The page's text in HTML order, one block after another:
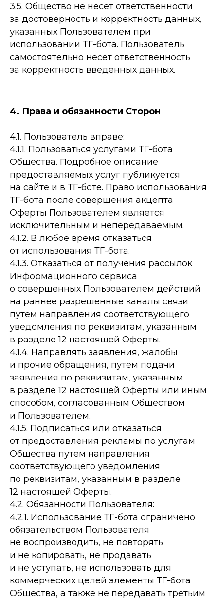
3.5. Общество не несет ответственности
за достоверность и корректность данных,
указанных Пользователем при
использовании ТГ-бота. Пользователь
самостоятельно несет ответственность
за корректность введенных данных.
4. Права и обязанности Сторон
4.1. Пользователь вправе:
4.1.1. Пользоваться услугами ТГ-бота
Общества. Подробное описание
предоставляемых услуг публикуется
на сайте и в ТГ-боте. Право использования
ТГ-бота после совершения акцепта
Оферты Пользователем является
исключительным и непередаваемым.
4.1.2. В любое время отказаться
от использования ТГ-бота.
4.1.3. Отказаться от получения рассылок
Информационного сервиса
о совершенных Пользователем действий
на раннее разрешенные каналы связи
путем направления соответствующего
уведомления по реквизитам, указанным
в разделе 12 настоящей Оферты.
4.1.4. Направлять заявления, жалобы
и прочие обращения, путем подачи
заявления по реквизитам, указанным
в разделе 12 настоящей Оферты или иным
способом, согласованным Обществом
и Пользователем.
4.1.5. Подписаться или отказаться
от предоставления рекламы по услугам
Общества путем направления
соответствующего уведомления
по реквизитам, указанным в разделе
12 настоящей Оферты.
4.2. Обязанности Пользователя:
4.2.1. Использование ТГ-бота ограничено
обязательством Пользователя
не воспроизводить, не повторять
и не копировать, не продавать
и не уступать, не использовать для
коммерческих целей элементы ТГ-бота
Общества, а также не передавать третьим